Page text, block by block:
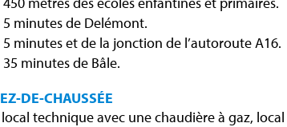
5 minutes de Delémont.
5 minutes et de la jonction de l’autoroute A16.
35 minutes de Bâle.
DE-CHAUSSÉE
local technique avec une chaudière à gaz, local